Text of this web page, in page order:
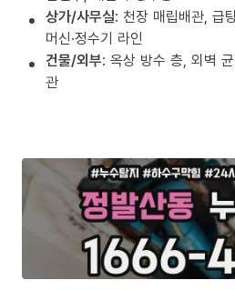
상가/사무실: 천장 매립배관, 급
머신·정수기 라인
건물/외부: 옥상 방수 층, 외벽
관